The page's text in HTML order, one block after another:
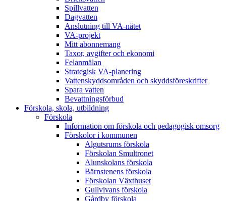
Spillvatten
Dagvatten
Anslutning till VA-nätet
VA-projekt
Mitt abonnemang
Taxor, avgifter och ekonomi
Felanmälan
Strategisk VA-planering
Vattenskyddsområden och skyddsföreskrifter
Spara vatten
Bevattningsförbud
Förskola, skola, utbildning
Förskola
Information om förskola och pedagogisk omsorg
Förskolor i kommunen
Algutsrums förskola
Förskolan Smultronet
Alunskolans förskola
Bärnstenens förskola
Förskolan Växthuset
Gullvivans förskola
Gårdby förskola